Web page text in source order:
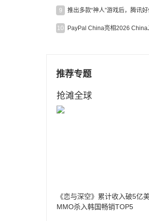
9
10
推荐专题
抢滩全球
《恋与深空》累计收入破5亿
MMO杀入韩国畅销TOP5